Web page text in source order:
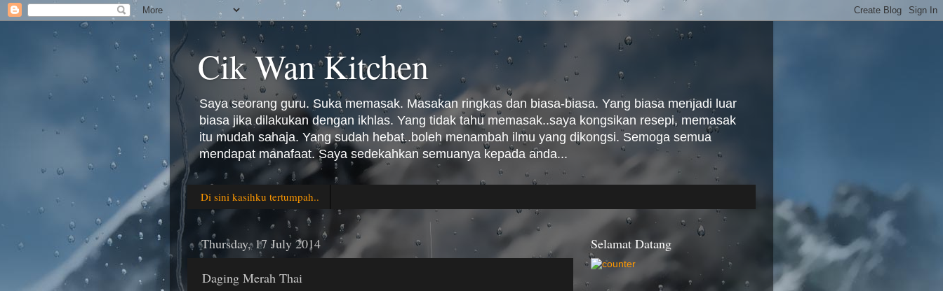
Cik Wan Kitchen
Saya seorang guru. Suka memasak. Masakan ringkas dan biasa-biasa. Yang biasa menjadi luar
biasa jika dilakukan dengan ikhlas. Yang tidak tahu memasak..saya kongsikan resepi, memasak
itu mudah sahaja. Yang sudah hebat..boleh menambah ilmu yang dikongsi. Semoga semua
mendapat manafaat. Saya sedekahkan semuanya kepada anda...
Di sini kasihku tertumpah..
Thursday, 17 July 2014
Daging Merah Thai
Selamat Datang